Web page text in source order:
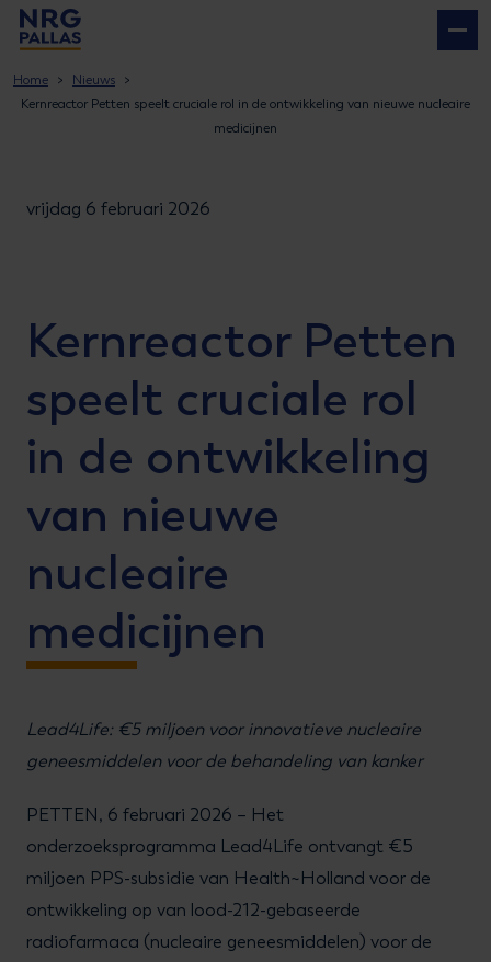
Home
Nieuws
Kernreactor Petten speelt cruciale rol in de ontwikkeling van nieuwe nucleaire
medicijnen
vrijdag 6 februari 2026
Kernreactor Petten
speelt cruciale rol
in de ontwikkeling
van nieuwe
nucleaire
medicijnen
Lead4Life: €5 miljoen voor innovatieve nucleaire
geneesmiddelen voor de behandeling van kanker
PETTEN, 6 februari 2026 – Het
onderzoeksprogramma Lead4Life ontvangt €5
miljoen PPS-subsidie van Health~Holland voor de
ontwikkeling op van lood-212-gebaseerde
radiofarmaca (nucleaire geneesmiddelen) voor de